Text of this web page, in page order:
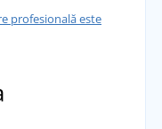
profesională este